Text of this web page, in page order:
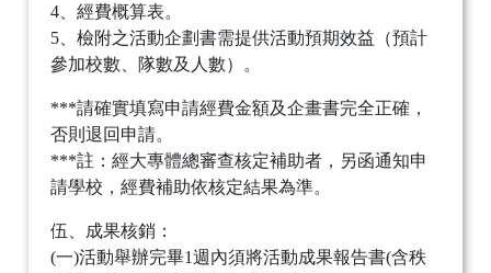
4、經費概算表。
5、檢附之活動企劃書需提供活動預期效益（預計
參加校數、隊數及人數）。
***請確實填寫申請經費金額及企畫書完全正確，
否則退回申請。
***註：經大專體總審查核定補助者，另函通知申
請學校，經費補助依核定結果為準。
伍、成果核銷：
(一)活動舉辦完畢1週內須將活動成果報告書(含秩